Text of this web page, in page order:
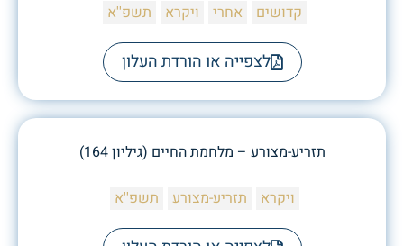
קדושים אחרי ויקרא תשפ''א
לצפייה או הורדת העלון
תזריע-מצורע – מלחמת החיים (גיליון 164)
ויקרא תזריע-מצורע תשפ''א